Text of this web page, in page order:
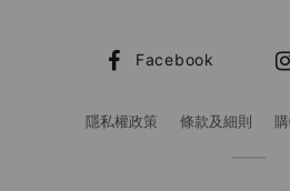
Facebook
隱私權政策 條款及細則